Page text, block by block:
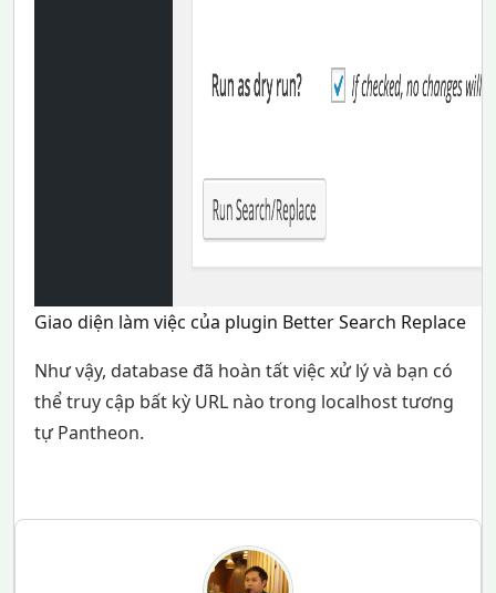
Giao diện làm việc của plugin Better Search Replace
Như vậy, database đã hoàn tất việc xử lý và bạn có
thể truy cập bất kỳ URL nào trong localhost tương
tự Pantheon.